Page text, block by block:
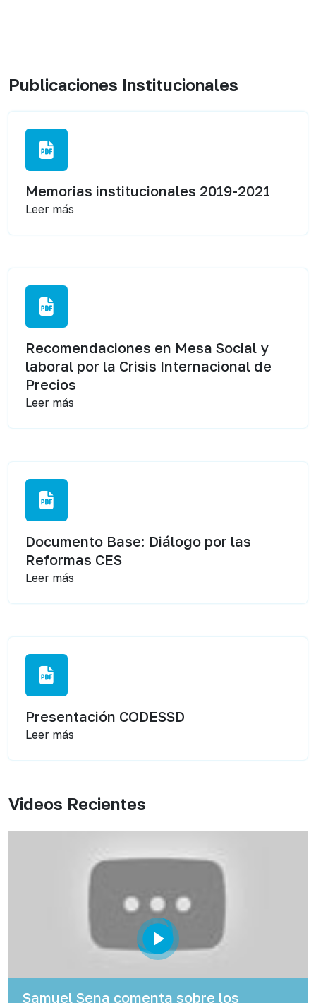
Publicaciones Institucionales
Memorias institucionales 2019-2021
Leer más
Recomendaciones en Mesa Social y
laboral por la Crisis Internacional de
Precios
Leer más
Documento Base: Diálogo por las
Reformas CES
Leer más
Presentación CODESSD
Leer más
Videos Recientes
Samuel Sena comenta sobre los